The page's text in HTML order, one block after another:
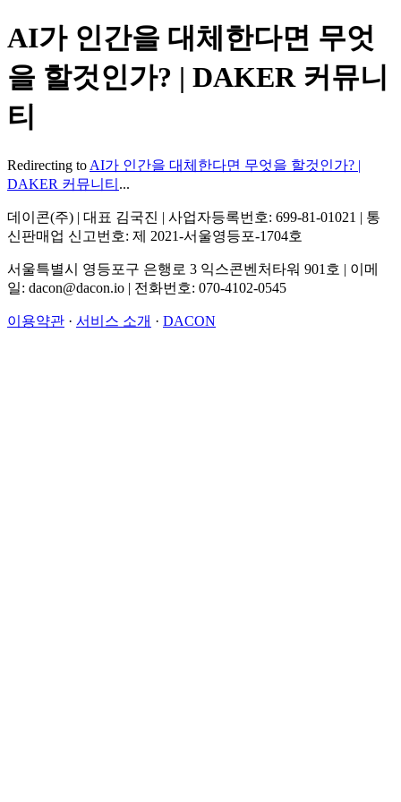
AI가 인간을 대체한다면 무엇
을 할것인가? | DAKER 커뮤니
티
Redirecting to AI가 인간을 대체한다면 무엇을 할것인가? |
DAKER 커뮤니티 ...
데이콘(주) | 대표 김국진 | 사업자등록번호: 699-81-01021 | 통
신판매업 신고번호: 제 2021-서울영등포-1704호
서울특별시 영등포구 은행로 3 익스콘벤처타워 901호 | 이메
일: dacon@dacon.io | 전화번호: 070-4102-0545
이용약관 · 서비스 소개 · DACON